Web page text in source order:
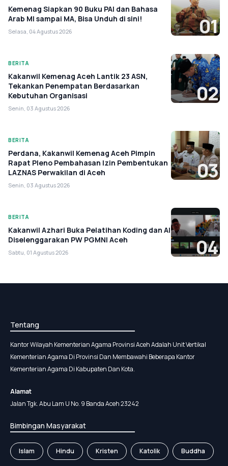
Kemenag Siapkan 90 Buku PAI dan Bahasa
Arab MI sampai MA, Bisa Unduh di sini!
Selasa, 04 Agustus 2026 01
BERITA
Kakanwil Kemenag Aceh Lantik 23 ASN,
Tekankan Penempatan Berdasarkan
Kebutuhan Organisasi
Senin, 03 Agustus 2026
02
BERITA
Perdana, Kakanwil Kemenag Aceh Pimpin
Rapat Pleno Pembahasan Izin Pembentukan
LAZNAS Perwakilan di Aceh
Senin, 03 Agustus 2026
03
BERITA
Kakanwil Azhari Buka Pelatihan Koding dan AI
Diselenggarakan PW PGMNI Aceh
Sabtu, 01 Agustus 2026 04
Tentang
Kantor Wilayah Kementerian Agama Provinsi Aceh Adalah Unit Vertikal
Kementerian Agama Di Provinsi Dan Membawahi Beberapa Kantor
Kementerian Agama Di Kabupaten Dan Kota.
Alamat
Jalan Tgk. Abu Lam U No. 9 Banda Aceh 23242
Bimbingan Masyarakat
Islam Hindu Kristen Katolik Buddha